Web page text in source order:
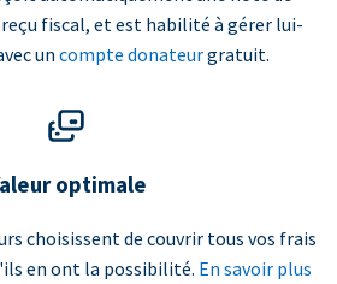
fiscal, et est habilité à gérer lui-
un compte donateurgratuit.
optimale
choisissent de couvrir tous vos frais
en ont la possibilité. En savoir plus